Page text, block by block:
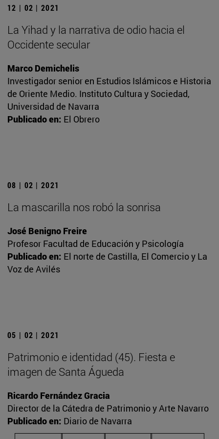
12 | 02 | 2021
La Yihad y la narrativa de odio hacia el
Occidente secular
Marco Demichelis
Investigador senior en Estudios Islámicos e Historia
de Oriente Medio. Instituto Cultura y Sociedad,
Universidad de Navarra
Publicado en: El Obrero
08 | 02 | 2021
La mascarilla nos robó la sonrisa
José Benigno Freire
Profesor Facultad de Educación y Psicología
Publicado en: El norte de Castilla, El Comercio y La
Voz de Avilés
05 | 02 | 2021
Patrimonio e identidad (45). Fiesta e
imagen de Santa Águeda
Ricardo Fernández Gracia
Director de la Cátedra de Patrimonio y Arte Navarro
Publicado en: Diario de Navarra